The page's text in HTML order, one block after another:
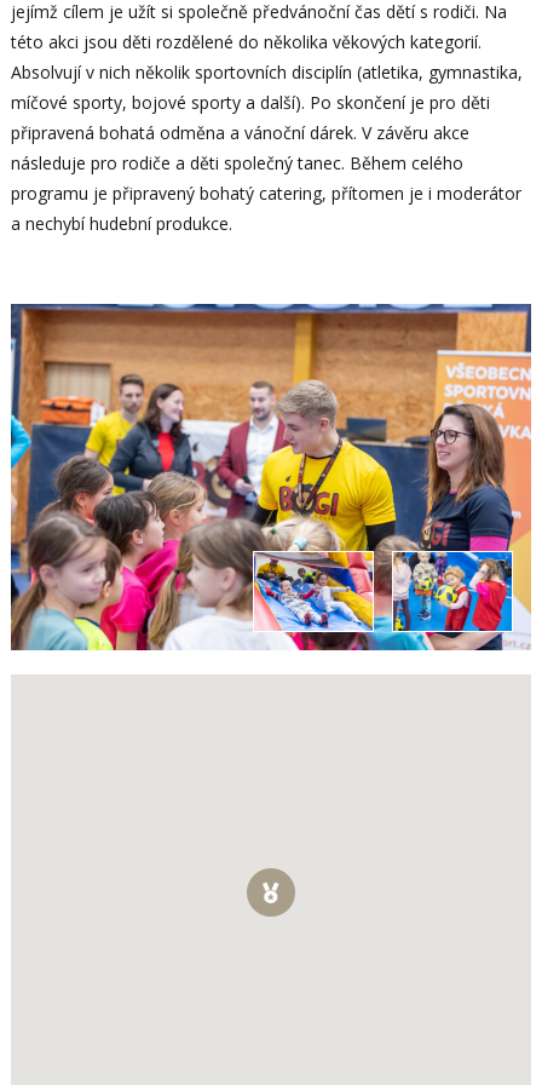
jejímž cílem je užít si společně předvánoční čas dětí s rodiči. Na
této akci jsou děti rozdělené do několika věkových kategorií.
Absolvují v nich několik sportovních disciplín (atletika, gymnastika,
míčové sporty, bojové sporty a další). Po skončení je pro děti
připravená bohatá odměna a vánoční dárek. V závěru akce
následuje pro rodiče a děti společný tanec. Během celého
programu je připravený bohatý catering, přítomen je i moderátor
a nechybí hudební produkce.